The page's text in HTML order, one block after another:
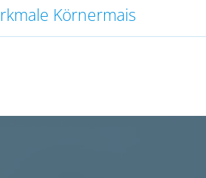
Körnermais